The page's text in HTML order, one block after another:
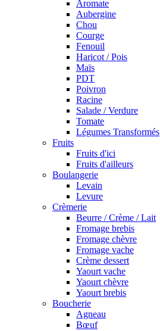
Aromate
Aubergine
Chou
Courge
Fenouil
Haricot / Pois
Maïs
PDT
Poivron
Racine
Salade / Verdure
Tomate
Légumes Transformés
Fruits
Fruits d'ici
Fruits d'ailleurs
Boulangerie
Levain
Levure
Crèmerie
Beurre / Crème / Lait
Fromage brebis
Fromage chèvre
Fromage vache
Crème dessert
Yaourt vache
Yaourt chèvre
Yaourt brebis
Boucherie
Agneau
Bœuf